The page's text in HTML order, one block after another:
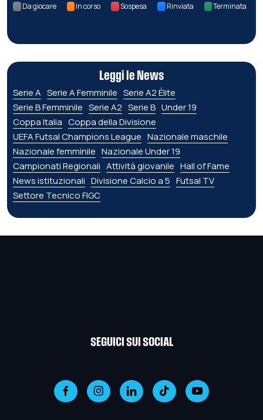
Da giocare In corso Sospesa Rinviata Terminata
Leggi le News
Serie A Serie A Femminile Serie A2 Élite
Serie B Femminile Serie A2 Serie B Under 19
Coppa Italia Coppa della Divisione
UEFA Futsal Champions League Nazionale maschile
Nazionale femminile Nazionale Under 19
Campionati Regionali Attività giovanile Hall of Fame
News istituzionali Divisione Calcio a 5 Futsal TV
Settore Tecnico FIGC
SEGUICI SUI SOCIAL